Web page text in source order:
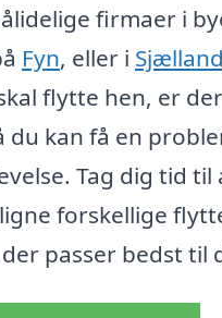
firmaer i
Fyn, eller i Sjælland
flytte hen, er
du kan få en
Tag dig tid til
forskellige
passer bedst til